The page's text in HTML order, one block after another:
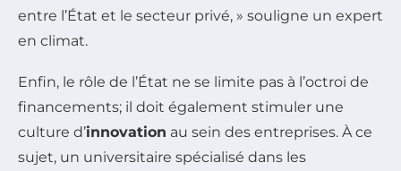
entre l’État et le secteur privé, » souligne un expert
en climat.
Enfin, le rôle de l’État ne se limite pas à l’octroi de
financements; il doit également stimuler une
culture d’innovation au sein des entreprises. À ce
sujet, un universitaire spécialisé dans les